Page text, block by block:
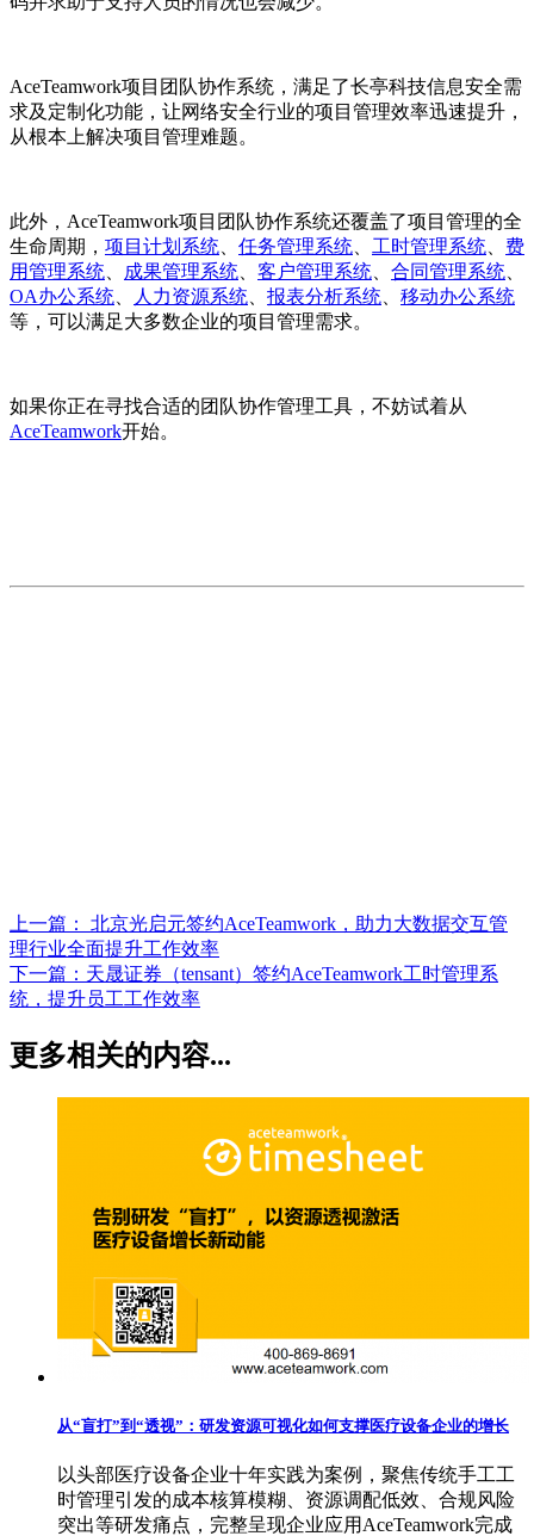
AceTeamwork项目团队协作系统，满足了长亭科技信息安全需
求及定制化功能，让网络安全行业的项目管理效率迅速提升，
从根本上解决项目管理难题。
此外，AceTeamwork项目团队协作系统还覆盖了项目管理的全
生命周期， 项目计划系统 任务管理系统 工时管理系统
费
用管理系统
成果管理系统 客户管理系统 合同管理系统
OA办公系统
人力资源系统 报表分析系统
移动办公系统
等，可以满足大多数企业的项目管理需求。
如果你正在寻找合适的团队协作管理工具，不妨试着从
AceTeamwork开始。
上一篇： 北京光启元签约AceTeamwork，助力大数据交互管
理行业全面提升工作效率
下一篇： 天晟证券（tensant）签约AceTeamwork工时管理系
统，提升员工工作效率
更多相关的内容...
从“盲打”到“透视”：研发资源可视化如何支撑医疗设备企业的增长
以头部医疗设备企业十年实践为案例，聚焦传统手工工
时管理引发的成本核算模糊、资源调配低效、合规风险
突出等研发痛点，完整呈现企业应用AceTeamwork完成